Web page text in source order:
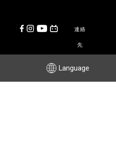
連絡
先
Language